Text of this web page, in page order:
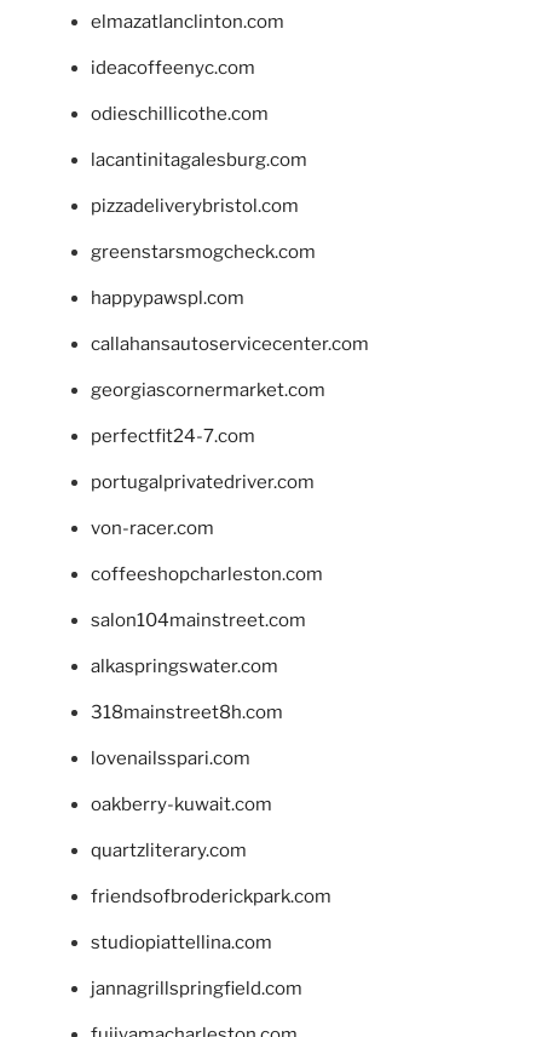
elmazatlanclinton.com
ideacoffeenyc.com
odieschillicothe.com
lacantinitagalesburg.com
pizzadeliverybristol.com
greenstarsmogcheck.com
happypawspl.com
callahansautoservicecenter.com
georgiascornermarket.com
perfectfit24-7.com
portugalprivatedriver.com
von-racer.com
coffeeshopcharleston.com
salon104mainstreet.com
alkaspringswater.com
318mainstreet8h.com
lovenailsspari.com
oakberry-kuwait.com
quartzliterary.com
friendsofbroderickpark.com
studiopiattellina.com
jannagrillspringfield.com